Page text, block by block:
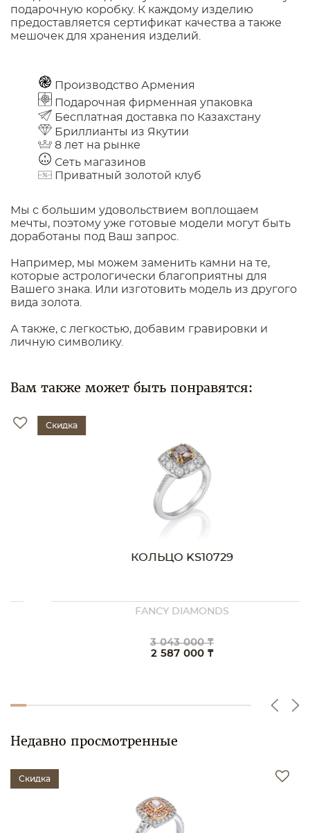
подарочную коробку. К каждому изделию
предоставляется сертификат качества а также
мешочек для хранения изделий.
Производство Армения
Подарочная фирменная упаковка
Бесплатная доставка по Казахстану
Бриллианты из Якутии
8 лет на рынке
Сеть магазинов
Приватный золотой клуб
Мы с большим удовольствием воплощаем
мечты, поэтому уже готовые модели могут быть
доработаны под Ваш запрос.
Например, мы можем заменить камни на те,
которые астрологически благоприятны для
Вашего знака. Или изготовить модель из другого
вида золота.
А также, с легкостью, добавим гравировки и
личную символику.
Вам также может быть понравятся:
Скидка
КОЛЬЦО KS10729
FANCY DIAMONDS
3 043 000 ₸
2 587 000 ₸
Недавно просмотренные
Скидка